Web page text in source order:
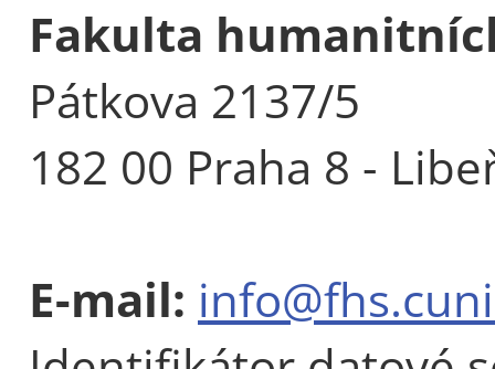
Fakulta
Pátkova 2137/5
182 00 Praha 8 -
E-mail: